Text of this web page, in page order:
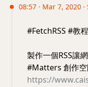
08:57 · Mar 7, 2020 ·
#FetchRSS #教
製作一個RSS讓
#Matters 創作
https://